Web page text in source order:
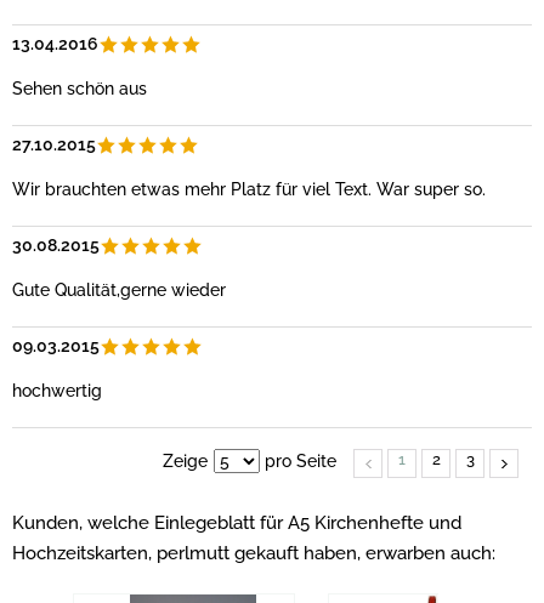
13.04.2016
Sehen schön aus
27.10.2015
Wir brauchten etwas mehr Platz für viel Text. War super so.
30.08.2015
Gute Qualität,gerne wieder
09.03.2015
hochwertig
Zeige pro Seite 1 2 3
Kunden, welche Einlegeblatt für A5 Kirchenhefte und
Hochzeitskarten, perlmutt gekauft haben, erwarben auch: